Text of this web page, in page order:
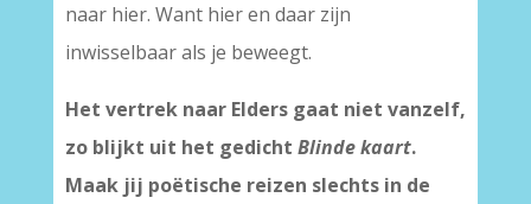
naar hier. Want hier en daar zijn
inwisselbaar als je beweegt.
Het vertrek naar Elders gaat niet vanzelf,
zo blijkt uit het gedicht Blinde kaart.
Maak jij poëtische reizen slechts in de